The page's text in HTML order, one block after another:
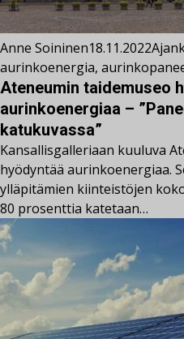
Anne Soininen18.11.2022
aurinkoenergia,
Ateneumin taidemuseo
aurinkoenergiaa –
katukuvassa”
Kansallisgalleriaan kuuluva
hyödyntää aurinkoenergiaa.
ylläpitämien kiinteistöjen
80 prosenttia katetaan…